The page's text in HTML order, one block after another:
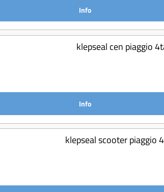
Info
klepseal cen piaggio
Info
klepseal scooter piaggio